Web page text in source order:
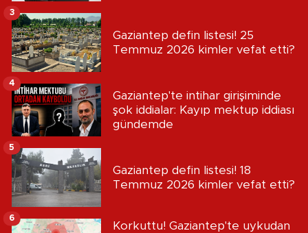
Gaziantep defin listesi! 25
Temmuz 2026 kimler vefat etti?
3
Gaziantep'te intihar girişiminde
şok iddialar: Kayıp mektup iddiası
gündemde
4
Gaziantep defin listesi! 18
Temmuz 2026 kimler vefat etti?
5
Korkuttu! Gaziantep'te uykudan
6